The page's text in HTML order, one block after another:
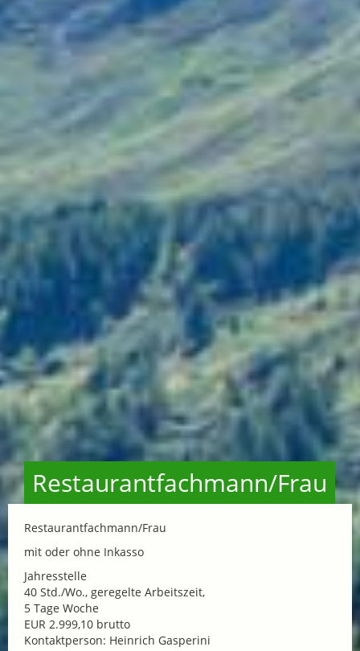
Restaurantfachmann/Frau
Restaurantfachmann/Frau
mit oder ohne Inkasso
Jahresstelle
40 Std./Wo., geregelte Arbeitszeit,
5 Tage Woche
EUR 2.999,10 brutto
Kontaktperson: Heinrich Gasperini